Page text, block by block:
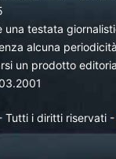
una testata
alcuna
un prodotto
i diritti riservati -